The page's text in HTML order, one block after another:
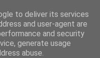
to deliver its services
and user-agent are
and security
generate usage
abuse.